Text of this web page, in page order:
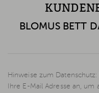
BLOMUS BETT
Hinweise zum
Ihre E-Mail Adresse an,